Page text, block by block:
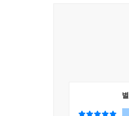
Day 39 날씨와 계절